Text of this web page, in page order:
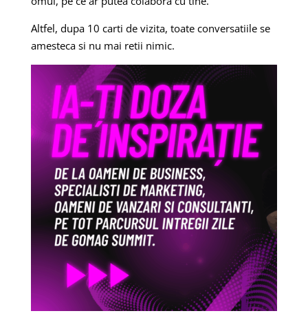
Altfel, dupa 10 carti de vizita, toate conversatiile se
amesteca si nu mai retii nimic.